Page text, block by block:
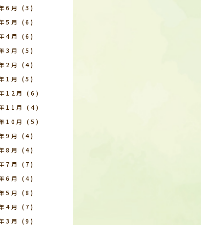
6月
(3)
5月
(6)
4月
(6)
3月
(5)
2月
(4)
1月
(5)
12月
(6)
11月
(4)
10月
(5)
9月
(4)
8月
(4)
7月
(7)
6月
(4)
5月
(8)
4月
(7)
3月
(9)